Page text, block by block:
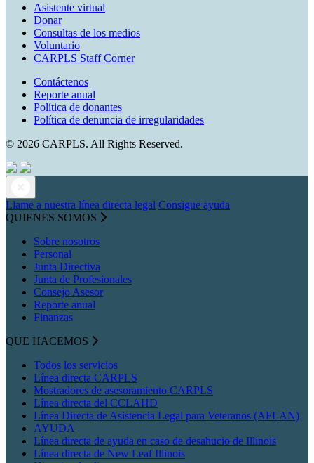
Asistente virtual
Donar
Consultas de los medios
Voluntario
CARPLS Staff Corner
Contáctenos
Reporte anual
Política de donantes
Política de denuncia de irregularidades
© 2026 CARPLS. All Rights Reserved.
Llame a nuestra línea directa legal Consigue ayuda
QUIENES SOMOS
Sobre nosotros
Personal
Junta Directiva
Junta de Profesionales
Consejo Asesor
Reporte anual
Finanzas
QUE HACEMOS
Todos los servicios
Línea directa CARPLS
Mostradores de asesoramiento CARPLS
Línea directa del CCLAHD
Línea Directa de Asistencia Legal para Veteranos (AFLAN)
AYUDA
Línea directa de ayuda en caso de desahucio de Illinois
Línea directa de New Leaf Illinois